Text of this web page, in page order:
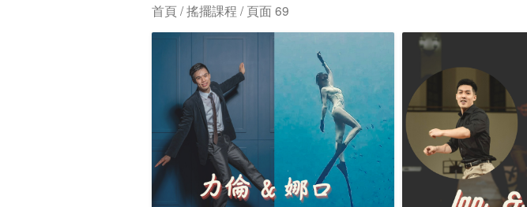
首頁/ 搖擺課程 / 頁面 69